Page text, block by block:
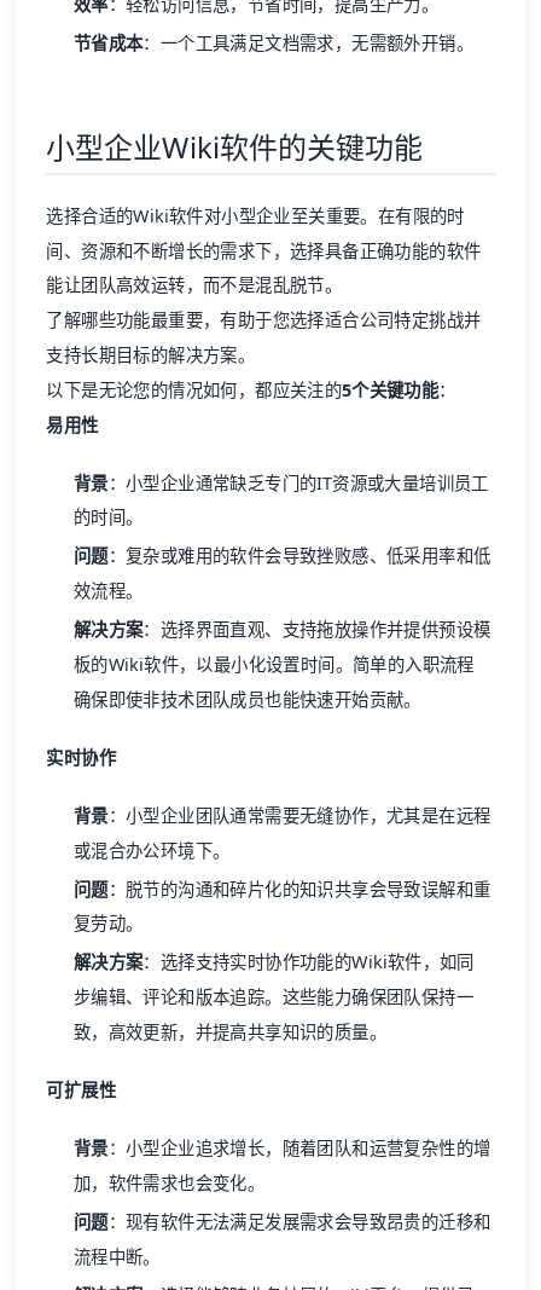
节省成本：一个工具满足文档需求，无需额外开销。
小型企业Wiki软件的关键功能
选择合适的Wiki软件对小型企业至关重要。在有限的时
间、资源和不断增长的需求下，选择具备正确功能的软件
能让团队高效运转，而不是混乱脱节。
了解哪些功能最重要，有助于您选择适合公司特定挑战并
支持长期目标的解决方案。
以下是无论您的情况如何，都应关注的5个关键功能：
易用性
背景：小型企业通常缺乏专门的IT资源或大量培训员工
的时间。
问题：复杂或难用的软件会导致挫败感、低采用率和低
效流程。
解决方案：选择界面直观、支持拖放操作并提供预设模
板的Wiki软件，以最小化设置时间。简单的入职流程
确保即使非技术团队成员也能快速开始贡献。
实时协作
背景：小型企业团队通常需要无缝协作，尤其是在远程
或混合办公环境下。
问题：脱节的沟通和碎片化的知识共享会导致误解和重
复劳动。
解决方案：选择支持实时协作功能的Wiki软件，如同
步编辑、评论和版本追踪。这些能力确保团队保持一
致，高效更新，并提高共享知识的质量。
可扩展性
背景：小型企业追求增长，随着团队和运营复杂性的增
加，软件需求也会变化。
问题：现有软件无法满足发展需求会导致昂贵的迁移和
流程中断。